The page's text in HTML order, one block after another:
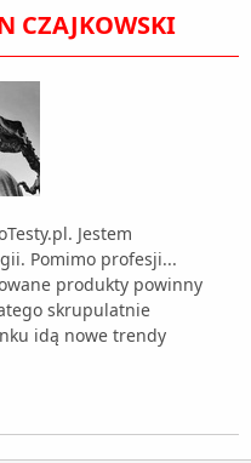
CZAJKOWSKI
Jestem
Pomimo profesji...
produkty powinny
skrupulatnie
idą nowe trendy